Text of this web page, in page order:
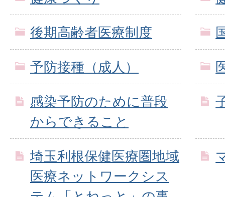
後期高齢者医療制度
予防接種（成人）
感染予防のために普段
からできること
埼玉利根保健医療圏地域
医療ネットワークシス